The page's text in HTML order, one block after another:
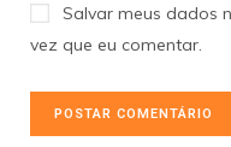
Salvar meus dados
vez que eu comentar.